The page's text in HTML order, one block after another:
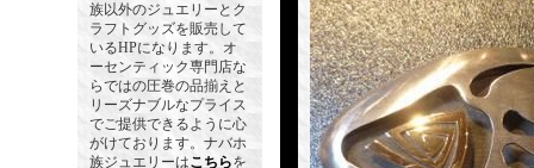
族以外のジュエリーとク
ラフトグッズを販売して
いるHPになります。オ
ーセンティック専門店な
らではの圧巻の品揃えと
リーズナブルなプライス
でご提供できるように心
がけております。ナバホ
族ジュエリーはこちらを